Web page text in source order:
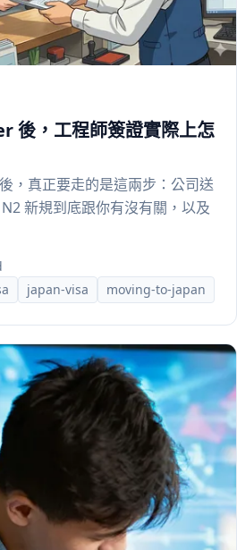
後，工程師簽證實際上怎
，真正要走的是這兩步：公司送
新規到底跟你有沒有關，以及
japan-visa moving-to-japan